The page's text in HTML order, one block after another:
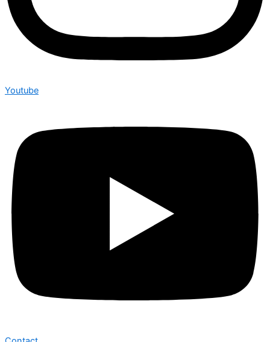
Youtube